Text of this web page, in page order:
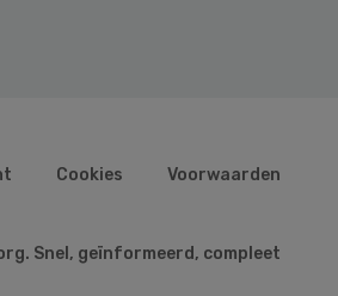
Cookies Voorwaarden
Snel, geïnformeerd, compleet